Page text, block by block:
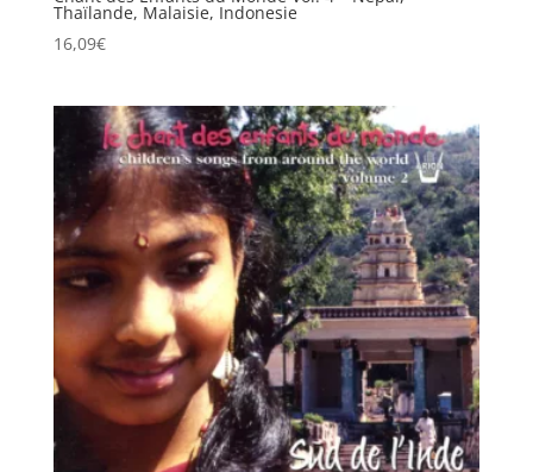
Thaïlande, Malaisie, Indonesie
16,09€